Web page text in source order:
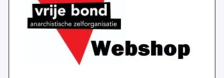
GROEPEN
ANARCHISTISCHE GROEP A’DAM